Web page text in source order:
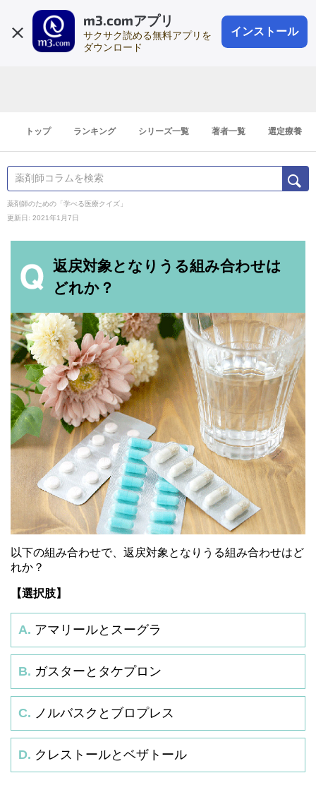
m3.comアプリ
サクサク読める無料アプリを
ダウンロード
インストール
会員登録
登録1分
トップ ランキング シリーズ一覧 著者一覧 選定療養
薬剤師のための「学べる医療クイズ」
更新日: 2021年1月7日
返戻対象となりうる組み合わせは
どれか？
以下の組み合わせで、返戻対象となりうる組み合わせはど
れか？
【選択肢】
A. アマリールとスーグラ
B. ガスターとタケプロン
C. ノルバスクとブロプレス
D. クレストールとベザトール